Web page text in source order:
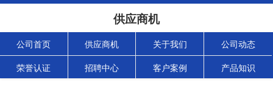
供应商机
公司首页 供应商机 关于我们 公司动态
荣誉认证 招聘中心 客户案例 产品知识